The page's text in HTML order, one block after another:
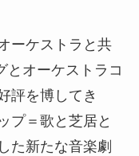
ーケストラと共
とオーケストラコ
評を博してき
プ＝歌と芝居と
た新たな音楽劇